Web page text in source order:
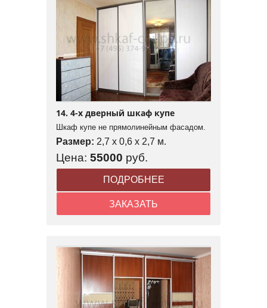
14. 4-х дверный шкаф купе
Шкаф купе не прямолинейным фасадом.
Размер: 2,7 x 0,6 x 2,7 м.
Цена: 55000 руб.
ПОДРОБНЕЕ
ЗАКАЗАТЬ